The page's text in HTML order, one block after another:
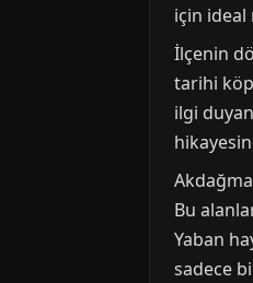
için ideal
İlçenin
tarihi
ilgi
Bu
Yaban
sadece